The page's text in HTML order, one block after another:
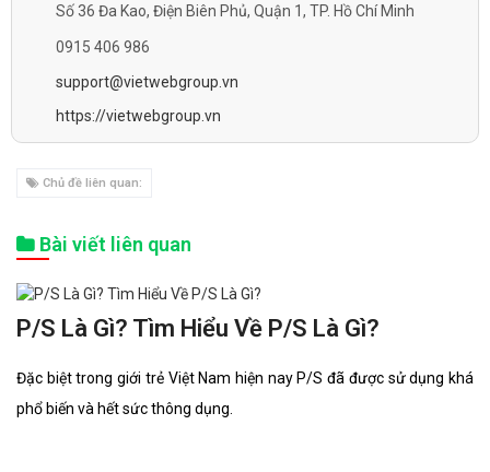
Số 36 Đa Kao, Điện Biên Phủ, Quận 1, TP. Hồ Chí Minh
0915 406 986
support@vietwebgroup.vn
https://vietwebgroup.vn
Chủ đề liên quan:
Bài viết liên quan
P/S Là Gì? Tìm Hiểu Về P/S Là Gì?
Đặc biệt trong giới trẻ Việt Nam hiện nay P/S đã được sử dụng khá
phổ biến và hết sức thông dụng.